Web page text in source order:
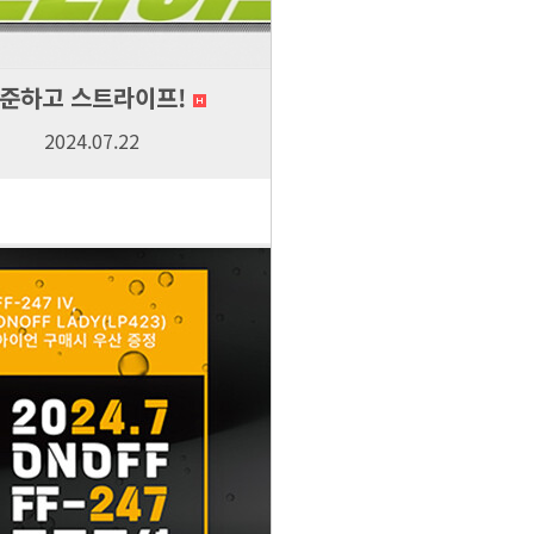
하고 스트라이프!
2024.07.22